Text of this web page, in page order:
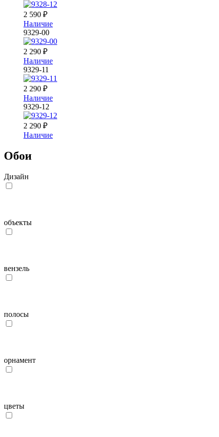
2 590 ₽
Наличие
9329-00
2 290 ₽
Наличие
9329-11
2 290 ₽
Наличие
9329-12
2 290 ₽
Наличие
Обои
Дизайн
объекты
вензель
полосы
орнамент
цветы